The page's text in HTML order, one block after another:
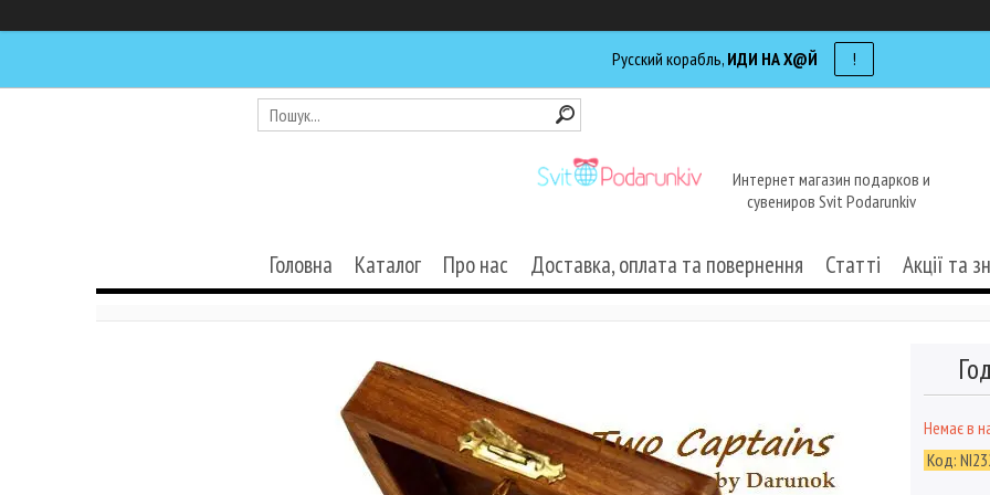
Русский корабль, ИДИ НА Х@Й !
Интернет магазин подарков и
сувениров Svit Podarunkiv
Головна Каталог Про нас Доставка, оплата та повернення Статті Акції та
Немає в
Код: